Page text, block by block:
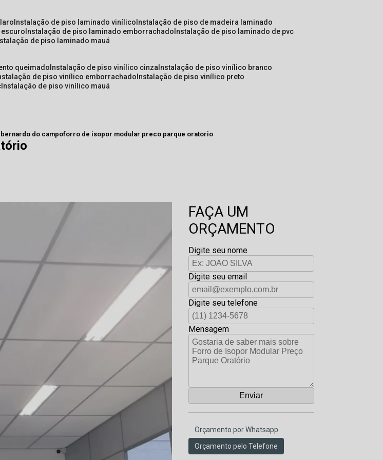
instalação de piso laminado vinílico instalação de piso de madeira laminado
escuro instalação de piso laminado emborrachado instalação de piso laminado de pvc
de piso laminado mauá
queimado instalação de piso vinílico cinza instalação de piso vinílico branco
de piso vinílico emborrachado instalação de piso vinílico preto
instalação de piso vinílico mauá
do campoforro de isopor modular preco parque oratorio
FAÇA UM
ORÇAMENTO
Digite seu nome
Digite seu email
Digite seu telefone
Mensagem
Orçamento por Whatsapp
Orçamento pelo Telefone